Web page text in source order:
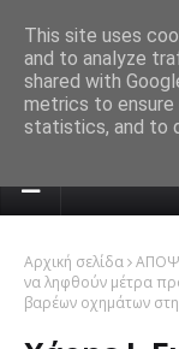
Αρχική σελίδα
να ληφθούν μέτρα
βαρέων οχημάτων
This site uses
and to analyze
shared with
metrics to ensure
statistics, and to